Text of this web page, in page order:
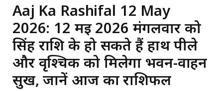
Aaj Ka Rashifal 12 May
2026: 12 मई 2026 मंगलवार को
सिंह राशि के हो सकते हैं हाथ पीले
और वृश्चिक को मिलेगा भवन-वाहन
सुख, जानें आज का राशिफल